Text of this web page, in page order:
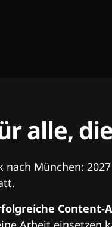
alle,
München:
Content-